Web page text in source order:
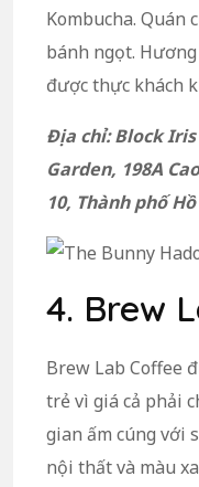
Kombucha. Quán
bánh ngọt.
được thực khách
Địa chỉ: Block
Garden, 198A
10, Thành phố
4. Brew
Brew Lab Coffee
trẻ vì giá cả phải
gian ấm cúng với
nội thất và màu